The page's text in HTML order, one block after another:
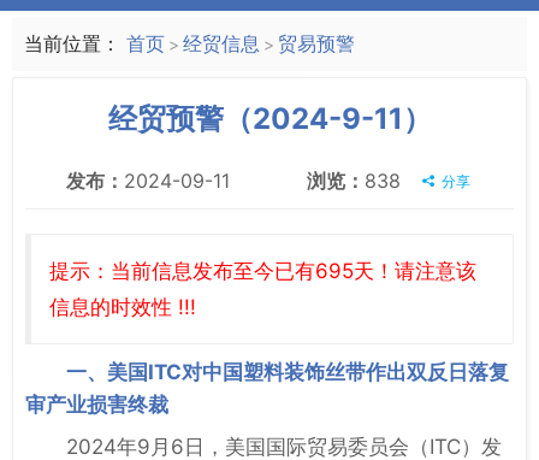
当前位置： 首页 > 经贸信息 > 贸易预警
经贸预警（2024-9-11）
发布： 2024-09-11 浏览： 838 分享
提示：当前信息发布至今已有695天！请注意该
信息的时效性 !!!
一、美国ITC对中国塑料装饰丝带作出双反日落复
审产业损害终裁
2024年9月6日，美国国际贸易委员会（ITC）发